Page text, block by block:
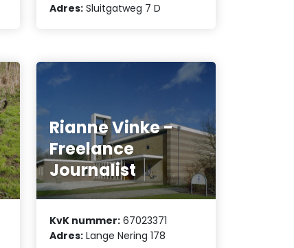
Adres: Sluitgatweg 7 D
Rianne Vinke -
Freelance
Journalist
KvK nummer: 67023371
Adres: Lange Nering 178